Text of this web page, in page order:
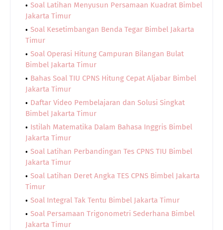
Soal Latihan Menyusun Persamaan Kuadrat Bimbel
Jakarta Timur
Soal Kesetimbangan Benda Tegar Bimbel Jakarta
Timur
Soal Operasi Hitung Campuran Bilangan Bulat
Bimbel Jakarta Timur
Bahas Soal TIU CPNS Hitung Cepat Aljabar Bimbel
Jakarta Timur
Daftar Video Pembelajaran dan Solusi Singkat
Bimbel Jakarta Timur
Istilah Matematika Dalam Bahasa Inggris Bimbel
Jakarta Timur
Soal Latihan Perbandingan Tes CPNS TIU Bimbel
Jakarta Timur
Soal Latihan Deret Angka TES CPNS Bimbel Jakarta
Timur
Soal Integral Tak Tentu Bimbel Jakarta Timur
Soal Persamaan Trigonometri Sederhana Bimbel
Jakarta Timur